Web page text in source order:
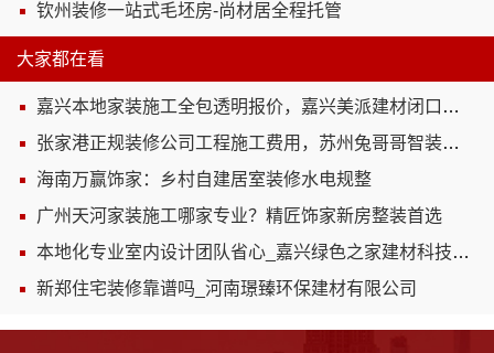
钦州装修一站式毛坯房-尚材居全程托管
大家都在看
嘉兴本地家装施工全包透明报价，嘉兴美派建材闭口合同
张家港正规装修公司工程施工费用，苏州兔哥哥智装新材料有限公司透明报价
海南万赢饰家：乡村自建居室装修水电规整
广州天河家装施工哪家专业？精匠饰家新房整装首选
本地化专业室内设计团队省心_嘉兴绿色之家建材科技有限公司
新郑住宅装修靠谱吗_河南璟臻环保建材有限公司